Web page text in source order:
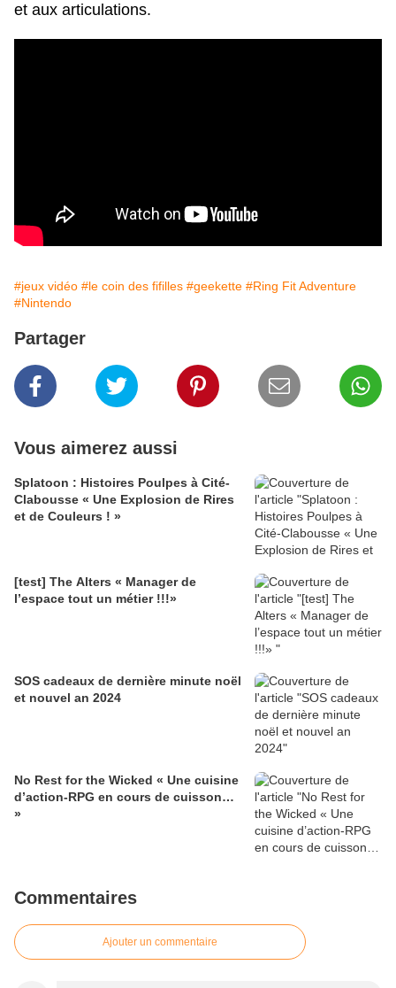
et aux articulations.
#jeux vidéo #le coin des fifilles #geekette #Ring Fit Adventure
#Nintendo
Partager
Vous aimerez aussi
Splatoon : Histoires Poulpes à Cité-
Clabousse « Une Explosion de Rires
et de Couleurs ! »
[test] The Alters « Manager de
l’espace tout un métier !!!»
SOS cadeaux de dernière minute noël
et nouvel an 2024
No Rest for the Wicked « Une cuisine
d’action-RPG en cours de cuisson…
»
Commentaires
Ajouter un commentaire